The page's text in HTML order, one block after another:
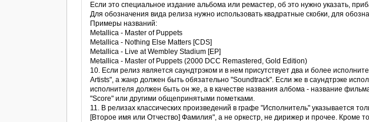
Если это специальное издание альбома или ремастер, об это нужно указать,
Для обозначения вида релиза нужно использовать квадратные скобки, для
Примеры названий:
Metallica - Master of Puppets
Metallica - Nothing Else Matters [CDS]
Metallica - Live at Wembley Stadium [EP]
Metallica - Master of Puppets (2000 DCC Remastered, Gold Edition)
10. Если релиз является саундтрэком и в нем присутствует два и более
Artists", а жанр должен быть обязательно "Soundtrack". Если же в саундтрэке
исполнителя должен быть он же, а в качестве названия албома - название
"Score" или другими общепринятыми пометками.
11. В релизах классических произведений в графе "Исполнитель" указывается
[Второе имя или Отчество] Фамилия", а не оркестр, не дирижер и прочее. Кроме